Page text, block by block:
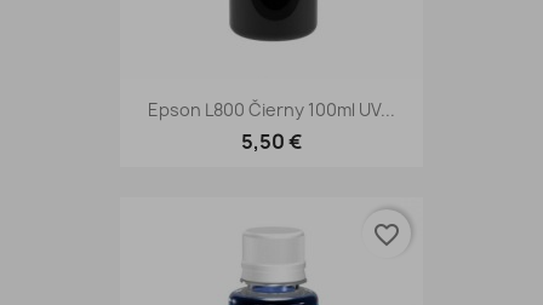
Epson L800 Čierny 100ml UV...
5,50 €
favorite_border